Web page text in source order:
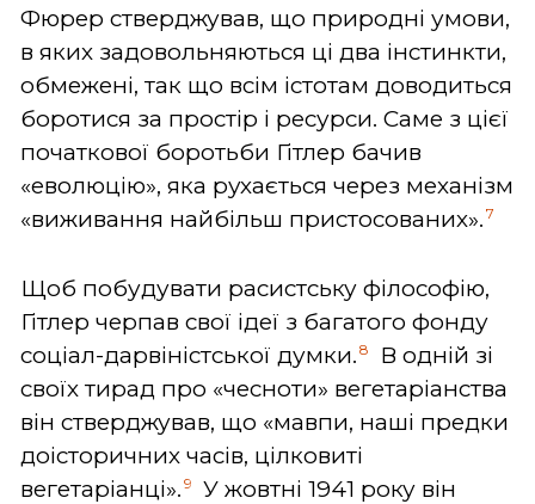
Фюрер стверджував, що природні умови,
в яких задовольняються ці два інстинкти,
обмежені, так що всім істотам доводиться
боротися за простір і ресурси. Саме з цієї
початкової боротьби Гітлер бачив
«еволюцію», яка рухається через механізм
«виживання найбільш пристосованих». 7
Щоб побудувати расистську філософію,
Гітлер черпав свої ідеї з багатого фонду
соціал-дарвіністської думки. 8
В одній зі
своїх тирад про «чесноти» вегетаріанства
він стверджував, що «мавпи, наші предки
доісторичних часів, цілковиті
вегетаріанці». 9
У жовтні 1941 року він